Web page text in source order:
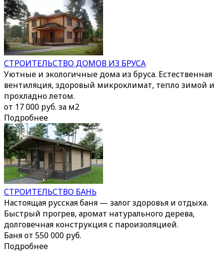
СТРОИТЕЛЬСТВО ДОМОВ ИЗ БРУСА
Уютные и экологичные дома из бруса. Естественная
вентиляция, здоровый микроклимат, тепло зимой и
прохладно летом.
от 17 000 руб. за м2
Подробнее
СТРОИТЕЛЬСТВО БАНЬ
Настоящая русская баня — залог здоровья и отдыха.
Быстрый прогрев, аромат натурального дерева,
долговечная конструкция с пароизоляцией.
Баня от 550 000 руб.
Подробнее